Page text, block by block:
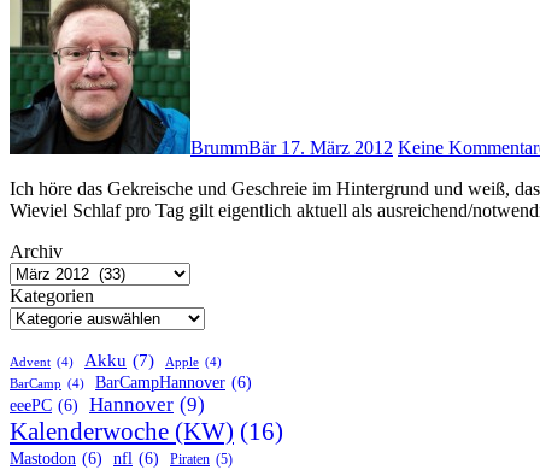
BrummBär 17. März 2012 Keine
Ich höre das Gekreische und Geschreie im Hintergrund und weiß, dass etwas Hirnkrebserregendes im dt. Fernsehen läuft! <grusel> #
Wieviel Schlaf pro Tag gilt eigentlich aktuell als ausreichend/
Archiv
Kategorien
Advent (4) Akku (7) Apple (4)
BarCamp (4) BarCampHannover (6)
eeePC (6) Hannover (9)
Kalenderwoche (KW) (16)
Mastodon (6) nfl (6) Piraten (5)